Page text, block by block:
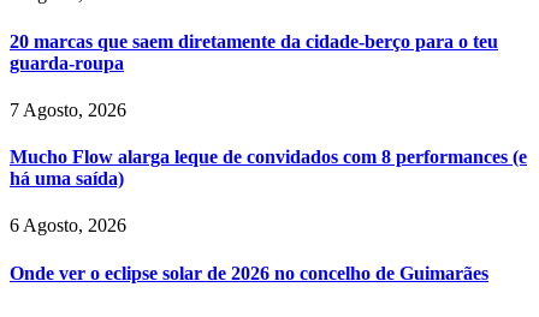
20 marcas que saem diretamente da cidade-berço para o teu
guarda-roupa
7 Agosto, 2026
Mucho Flow alarga leque de convidados com 8 performances (e
há uma saída)
6 Agosto, 2026
Onde ver o eclipse solar de 2026 no concelho de Guimarães